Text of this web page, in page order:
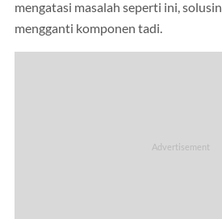
mengatasi masalah seperti ini,
mengganti komponen tadi.